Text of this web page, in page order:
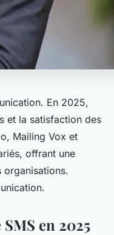
En 2025,
et la satisfaction des
Mailing Vox et
offrant une
organisations.
en 2025